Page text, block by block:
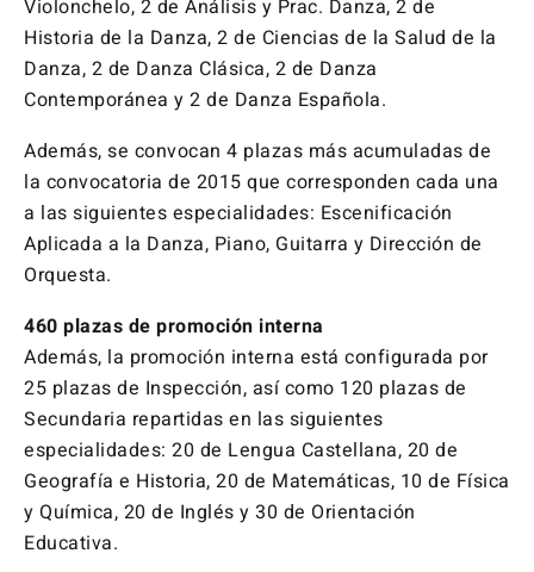
Violonchelo, 2 de Análisis y Prac. Danza, 2 de
Historia de la Danza, 2 de Ciencias de la Salud de la
Danza, 2 de Danza Clásica, 2 de Danza
Contemporánea y 2 de Danza Española.
Además, se convocan 4 plazas más acumuladas de
la convocatoria de 2015 que corresponden cada una
a las siguientes especialidades: Escenificación
Aplicada a la Danza, Piano, Guitarra y Dirección de
Orquesta.
460 plazas de promoción interna
Además, la promoción interna está configurada por
25 plazas de Inspección, así como 120 plazas de
Secundaria repartidas en las siguientes
especialidades: 20 de Lengua Castellana, 20 de
Geografía e Historia, 20 de Matemáticas, 10 de Física
y Química, 20 de Inglés y 30 de Orientación
Educativa.